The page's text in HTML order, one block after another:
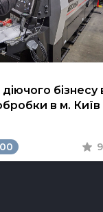
бізнесу
в м. Київ
9